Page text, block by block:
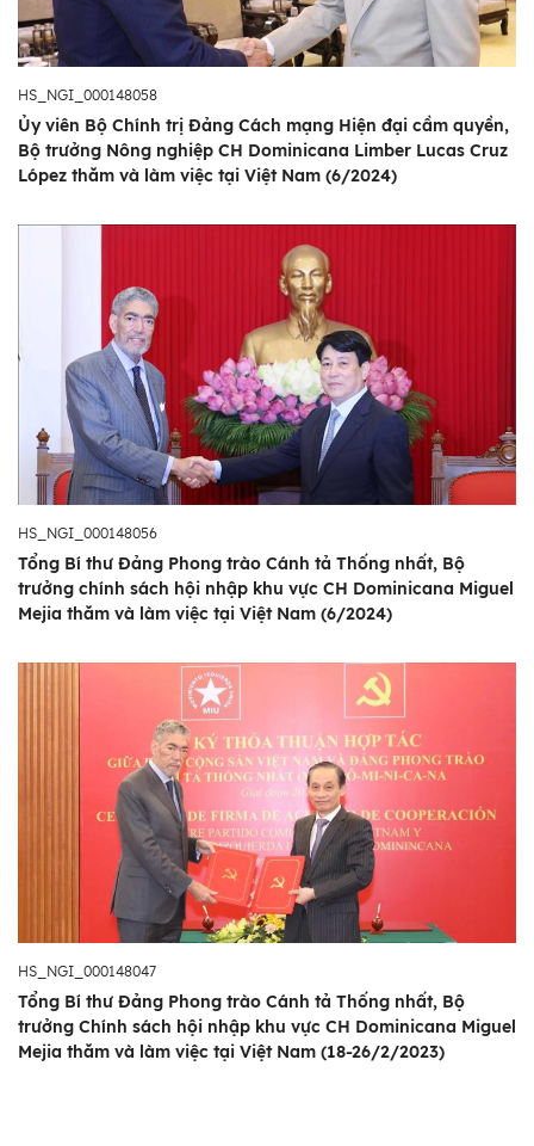
HS_NGI_000148058
Ủy viên Bộ Chính trị Đảng Cách mạng Hiện đại cầm quyền,
Bộ trưởng Nông nghiệp CH Dominicana Limber Lucas Cruz
López thăm và làm việc tại Việt Nam (6/2024)
HS_NGI_000148056
Tổng Bí thư Đảng Phong trào Cánh tả Thống nhất, Bộ
trưởng chính sách hội nhập khu vực CH Dominicana Miguel
Mejia thăm và làm việc tại Việt Nam (6/2024)
HS_NGI_000148047
Tổng Bí thư Đảng Phong trào Cánh tả Thống nhất, Bộ
trưởng Chính sách hội nhập khu vực CH Dominicana Miguel
Mejia thăm và làm việc tại Việt Nam (18-26/2/2023)